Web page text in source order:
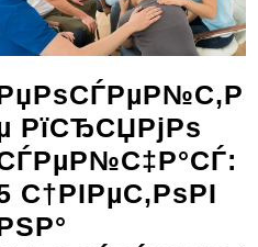
РїСЂСЏРјРѕ
С†РІРµС‚РѕРІ